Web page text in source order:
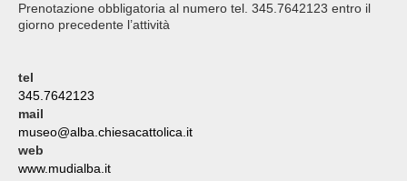
Prenotazione obbligatoria al numero tel. 345.7642123 entro il
giorno precedente l’attività
tel
345.7642123
mail
museo@alba.chiesacattolica.it
web
www.mudialba.it